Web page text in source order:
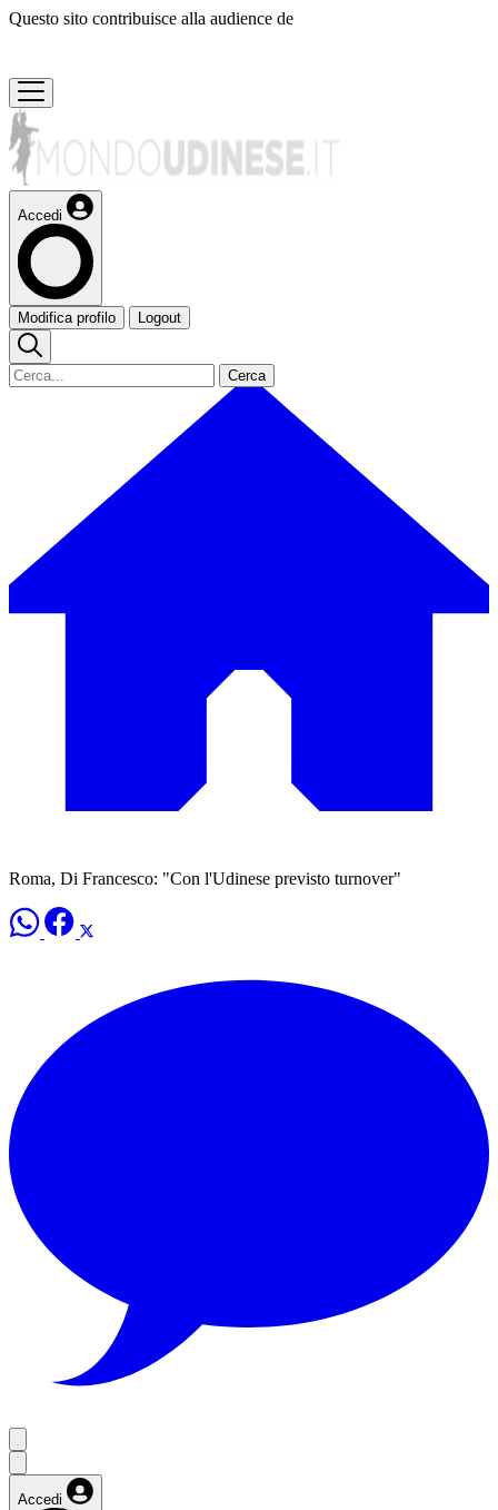
Questo sito contribuisce alla audience de
Accedi
Modifica profilo Logout
Cerca
Roma, Di Francesco: "Con l'Udinese previsto turnover"
Accedi